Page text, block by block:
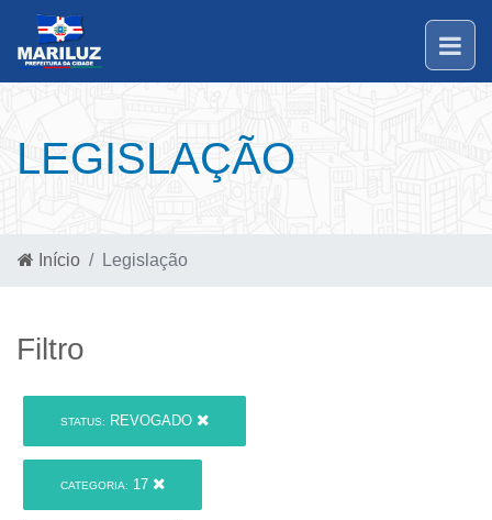
LEGISLAÇÃO
Início Legislação
Filtro
STATUS: REVOGADO
CATEGORIA: 17